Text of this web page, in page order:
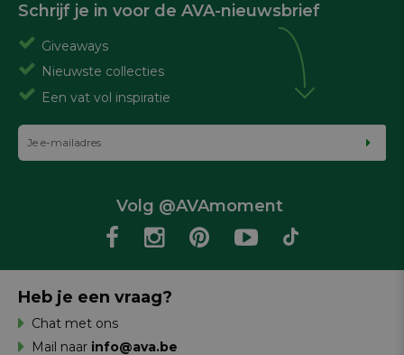
Schrijf je in voor de AVA-nieuwsbrief
Giveaways
Nieuwste collecties
Een vat vol inspiratie
Volg @AVAmoment
Heb je een vraag?
Chat met ons
Mail naar info@ava.be